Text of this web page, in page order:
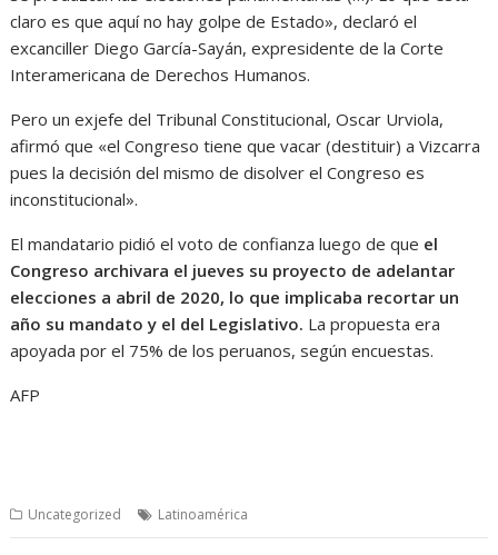
claro es que aquí no hay golpe de Estado», declaró el
excanciller Diego García-Sayán, expresidente de la Corte
Interamericana de Derechos Humanos.
Pero un exjefe del Tribunal Constitucional, Oscar Urviola,
afirmó que «el Congreso tiene que vacar (destituir) a Vizcarra
pues la decisión del mismo de disolver el Congreso es
inconstitucional».
El mandatario pidió el voto de confianza luego de que el
Congreso archivara el jueves su proyecto de adelantar
elecciones a abril de 2020, lo que implicaba recortar un
año su mandato y el del Legislativo. La propuesta era
apoyada por el 75% de los peruanos, según encuestas.
AFP
Uncategorized Latinoamérica